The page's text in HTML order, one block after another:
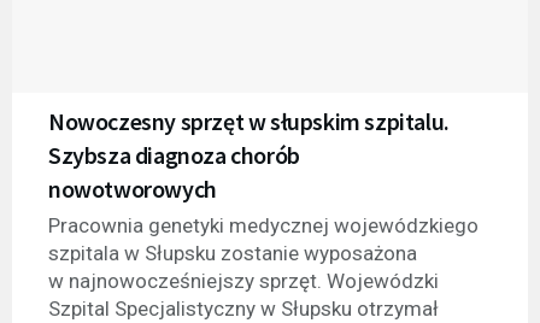
Nowoczesny sprzęt w słupskim szpitalu.
Szybsza diagnoza chorób
nowotworowych
Pracownia genetyki medycznej wojewódzkiego
szpitala w Słupsku zostanie wyposażona
w najnowocześniejszy sprzęt. Wojewódzki
Szpital Specjalistyczny w Słupsku otrzymał